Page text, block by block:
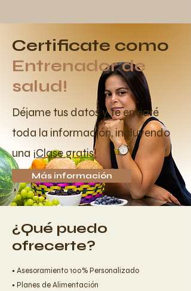
Certificate como
Entrenador de
salud!
Déjame tus datos y te enviaré
toda la información, incluyendo
una ¡Clase gratis!
Más información
¿Qué puedo
ofrecerte?
• Asesoramiento 100% Personalizado
• Planes de Alimentación